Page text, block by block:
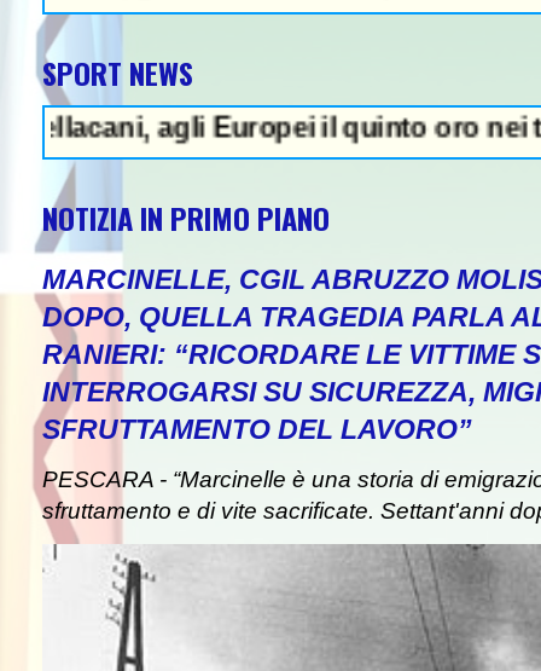
SPORT NEWS
Europei il quinto oro nei tuffi sincro
NOTIZIA IN PRIMO PIANO
MARCINELLE, CGIL ABRUZZO
DOPO, QUELLA TRAGEDIA PARLA
RANIERI: “RICORDARE LE VITTIME
INTERROGARSI SU SICUREZZA,
SFRUTTAMENTO DEL LAVORO”
PESCARA - “Marcinelle è una storia di
sfruttamento e di vite sacrificate. Settant'anni